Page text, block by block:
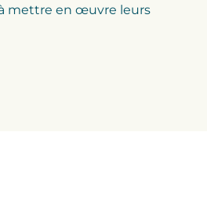
mettre en œuvre leurs